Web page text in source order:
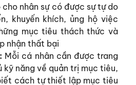
cho nhân sự có được sự tự do
khuyến khích, ủng hộ việc
mục tiêu thách thức và
nhận thất bại
Mỗi cá nhân cần được trang
kỹ năng về quản trị mục tiêu,
cách tự thiết lập mục tiêu